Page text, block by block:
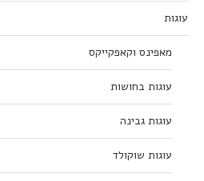
עוגות
מאפינס וקאפקייקס
עוגות בחושות
עוגות גבינה
עוגות שוקולד